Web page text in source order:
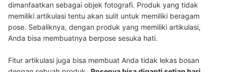
dimanfaatkan sebagai objek fotografi. Produk yang tidak
memiliki artikulasi tentu akan sulit untuk memiliki beragam
pose. Sebaliknya, dengan produk yang memiliki artikulasi,
Anda bisa membuatnya berpose sesuka hati.
Fitur artikulasi juga bisa membuat Anda tidak lekas bosan